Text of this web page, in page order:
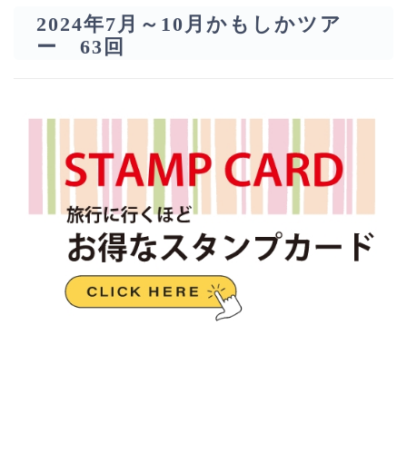
2024年7月～10月かもしかツア
ー 63回